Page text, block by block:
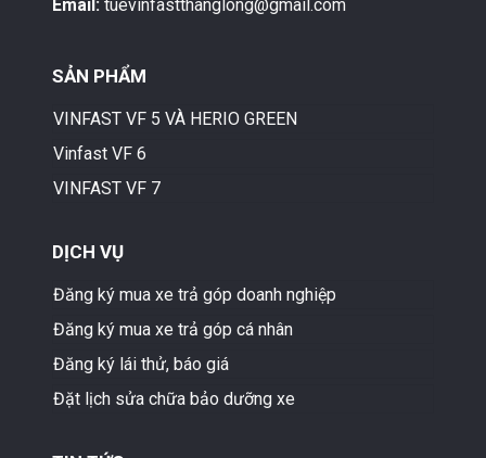
Email: tuevinfastthanglong@gmail.com
SẢN PHẨM
VINFAST VF 5 VÀ HERIO GREEN
Vinfast VF 6
VINFAST VF 7
DỊCH VỤ
Đăng ký mua xe trả góp doanh nghiệp
Đăng ký mua xe trả góp cá nhân
Đăng ký lái thử, báo giá
Đặt lịch sửa chữa bảo dưỡng xe